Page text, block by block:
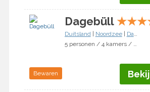
Dagebüll ★★★
Duitsland| Noordzee| Dagebüll
5 personen / 4 kamers / 3 slaapkamers
Bewaren